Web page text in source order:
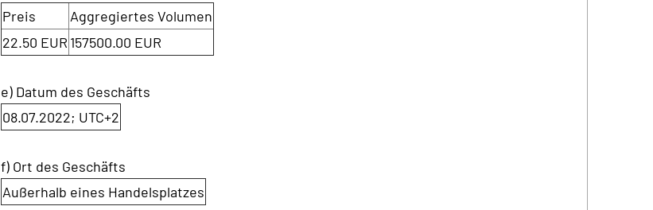
Preis
Aggregiertes Volumen
22.50 EUR 157500.00 EUR
e) Datum des Geschäfts
08.07.2022; UTC+2
f) Ort des Geschäfts
Außerhalb eines Handelsplatzes